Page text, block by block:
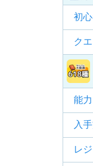
初
ク
能
入
レ